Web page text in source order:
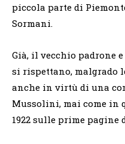
piccola parte di
Sormani.
Già, il vecchio padrone
si rispettano, malgrado
anche in virtù di una
Mussolini, mai come in
1922 sulle prime pagine